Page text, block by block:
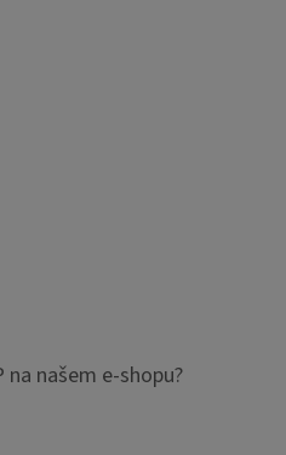
našem e-shopu?